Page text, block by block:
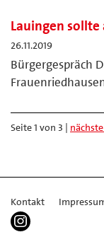
Lauingen
26.11.2019
Bürgergespräch
Seite 1 von 3 |
Kontakt